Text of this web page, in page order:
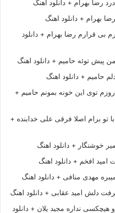
رضا بهرام + دانلود اهنگ
بهرام + دانلود اهنگ
بی قرارم رضا بهرام + دانلود
توئه حامیم + دانلود اهنگ
حامیم + دانلود اهنگ
روزم توی این خونه بمونم حامیم +
تو برام اصلا فرقی علی خدابنده +
خوشنگار + دانلود اهنگ
امید افخم + دانلود اهنگ
مهدی منافی + دانلود اهنگ
دلش امید عقابی + دانلود اهنگ
هیچکسی نداره مجید یلان + دانلود